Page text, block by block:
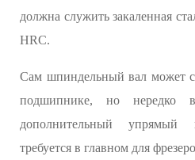
должна служить закаленная
HRC.
Сам шпиндельный вал может
подшипнике, но нередко
дополнительный упрямый
требуется в главном для